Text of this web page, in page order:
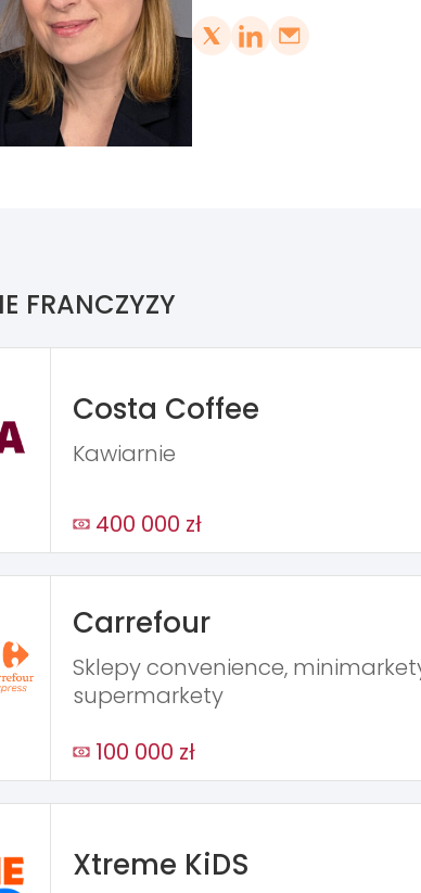
FRANCZYZY
Costa Coffee
Kawiarnie
400 000 zł
Carrefour
Sklepy convenience,
supermarkety
100 000 zł
Xtreme KiDS